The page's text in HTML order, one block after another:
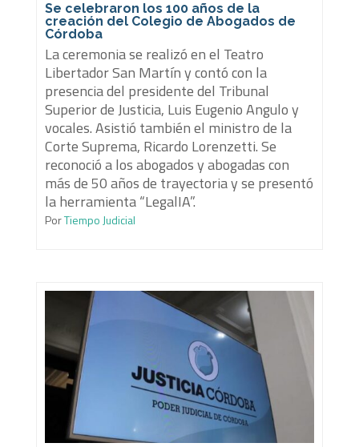
Se celebraron los 100 años de la
creación del Colegio de Abogados de
Córdoba
La ceremonia se realizó en el Teatro
Libertador San Martín y contó con la
presencia del presidente del Tribunal
Superior de Justicia, Luis Eugenio Angulo y
vocales. Asistió también el ministro de la
Corte Suprema, Ricardo Lorenzetti. Se
reconoció a los abogados y abogadas con
más de 50 años de trayectoria y se presentó
la herramienta “LegalIA”.
PorTiempo Judicial